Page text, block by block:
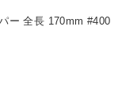
ー 全長 170mm #400